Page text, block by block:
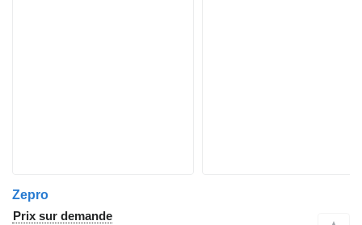
Zepro
Prix sur demande